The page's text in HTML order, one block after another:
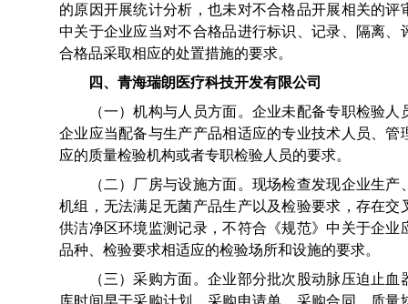
的原因开展统计分析，也未对不合格品开展相关的评
中关于企业应当对不合格品进行标识、记录、隔离、
合格品采取相应的处置措施的要求。
四、青海瑞朗医疗科技开发有限公司
（一）机构与人员方面。企业未配备专职检验人
企业应当配备与生产产品相适应的专业技术人员、管
应的质量检验机构或者专职检验人员的要求。
（二）厂房与设施方面。现场检查发现企业生产
机组，无法满足无菌产品生产以及检验要求，存在交
供洁净区环境监测记录，不符合《规范》中关于企业
品种、检验要求相适应的检验场所和设施的要求。
（三）采购方面。企业部分批次股动脉压迫止血
库时间早于采购计划、采购申请单、采购合同、质量